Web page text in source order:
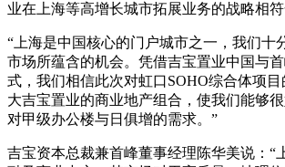
业在上海等高增长城市拓展业务的战略相
“上海是中国核心的门户城市之一，我们十
市场所蕴含的机会。凭借吉宝置业中国与
式，我们相信此次对虹口SOHO综合体项
大吉宝置业的商业地产组合，使我们能够
对甲级办公楼与日俱增的需求。”
吉宝资本总裁兼首峰董事经理陈华美说：“